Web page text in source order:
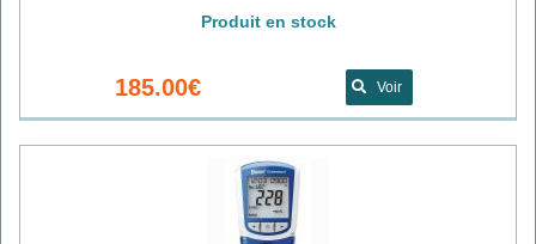
Produit en stock
185.00€ Voir